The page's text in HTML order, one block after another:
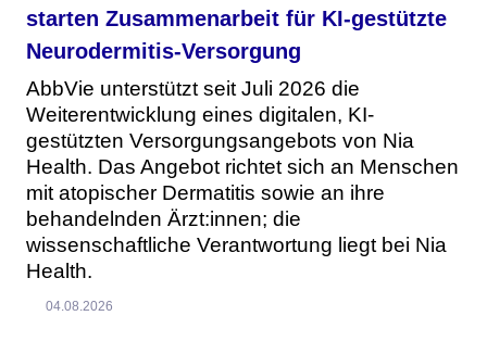
starten Zusammenarbeit für KI-gestützte
Neurodermitis-Versorgung
AbbVie unterstützt seit Juli 2026 die
Weiterentwicklung eines digitalen, KI-
gestützten Versorgungsangebots von Nia
Health. Das Angebot richtet sich an Menschen
mit atopischer Dermatitis sowie an ihre
behandelnden Ärzt:innen; die
wissenschaftliche Verantwortung liegt bei Nia
Health.
04.08.2026